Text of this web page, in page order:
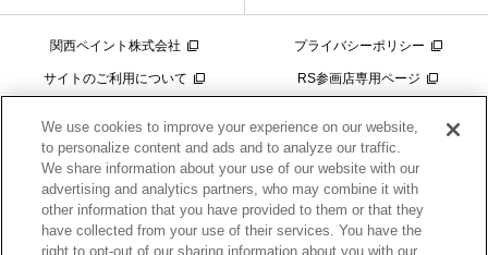
関西ペイント株式会社 プライバシーポリシー
サイトのご利用について RS参画店専用ページ
当サイトは関西ペイント販売が運営しています。工事請負契約は、お客様とリフォ
We use cookies to improve your experience on our website,
to personalize content and ads and to analyze our traffic.
We share information about your use of our website with our
advertising and analytics partners, who may combine it with
other information that you have provided to them or that they
have collected from your use of their services. You have the
right to opt-out of our sharing information about you with our